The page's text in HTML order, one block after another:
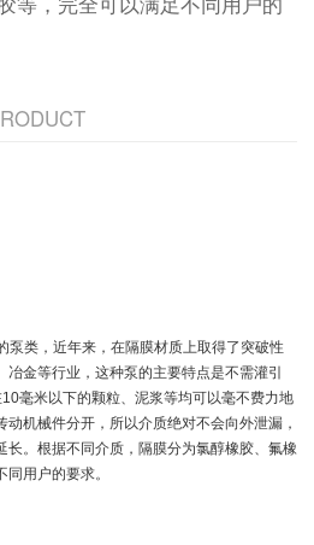
泵类，近年来，在隔膜材质上取得了突破性
金等行业，这种泵的主要特点是不需灌引
毫米以下的颗粒、泥浆等均可以毫不费力地
机械件分开，所以介质绝对不会向外泄漏，
长。根据不同介质，隔膜分为氯醇橡胶、氟橡
用户的要求。